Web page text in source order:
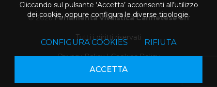
© 2026Ferramenta Vivaistica Cannetese Srl
Tutti i diritti riservati
Privacy Policy|Cookies Policy
Cliccando sul pulsante ‘Accetta’ acconsenti all’utilizzo
dei cookie, oppure configura le diverse tipologie.
CONFIGURA COOKIES RIFIUTA
ACCETTA